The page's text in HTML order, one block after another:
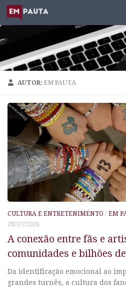
Skip to content
AUTOR:EM PAUTA
CULTURA E ENTRETENIMENTO / EM
28/07/2026
A conexão entre fãs e
comunidades e bilhões
Da identificação emocional ao
grandes turnês, a cultura dos